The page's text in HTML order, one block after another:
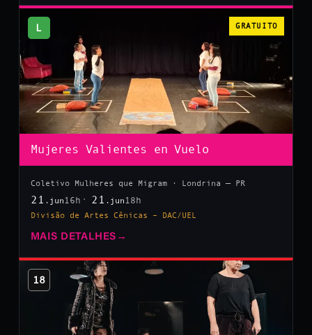
L GRATUITO
Mujeres Valientes en Vuelo
Coletivo Mulheres que Migram · Londrina — PR
21 .jun 16h 21 .jun 18h
Divisão de Artes Cênicas – DAC/UEL
MAIS DETALHES →
18